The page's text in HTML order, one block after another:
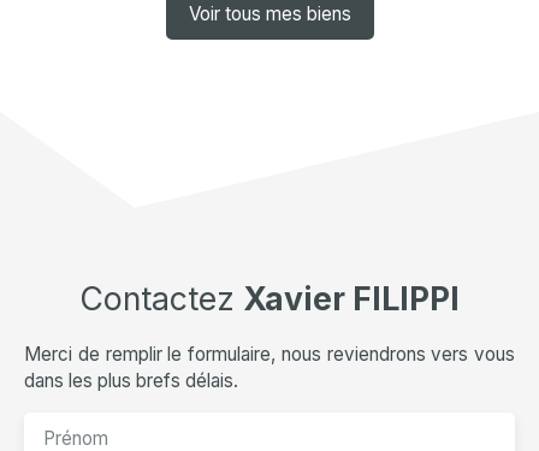
Voir tous mes biens
Contactez Xavier FILIPPI
Merci de remplir le formulaire, nous reviendrons vers vous
dans les plus brefs délais.
Prénom